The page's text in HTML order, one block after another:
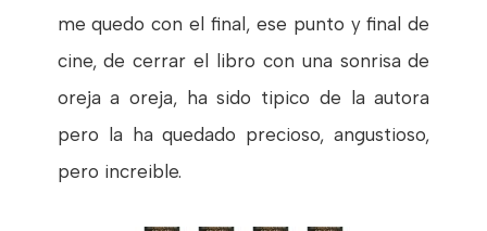
me quedo con el final, ese punto y final de
cine, de cerrar el libro con una sonrisa de
oreja a oreja, ha sido tipico de la autora
pero la ha quedado precioso, angustioso,
pero increible.